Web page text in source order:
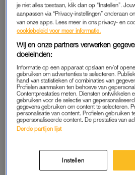
Die ontdekkingen komen nu perfect
bent constant aan het kijken wat de
waar we ze daarnaast ook mee
daaraan volgens Sarah? “Dat je
impact heeft.”
DIVERSITEIT
Voor Sarah is het belangrijk dat
aan diversiteit en gelijkheid in de
“Bij VodafoneZiggo doen ze al veel
je niet alles toestaan, klik dan op “Instellen”.
aanpassen via “Privacy-instellingen” onderaan
van onze apps. Lees meer in ons privacy- en
cookiebeleid voor meer informatie.
Wij en onze partners verwerken
doeleinden:
Informatie op een apparaat opslaan en/of
gebruiken om advertenties te selecteren.
hand van statistieken of combinaties van
Profielen aanmaken ten behoeve van
Contentprestaties meten. Diensten ontwikkelen
gebruiken voor de selectie van
gegevens gebruiken om content te selecteren.
personalisatie van content. Profielen gebruiken
gepersonaliseerde content. De prestaties van
Derde partijen lijst
Instellen